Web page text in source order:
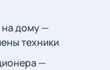
на дому —
техники
—